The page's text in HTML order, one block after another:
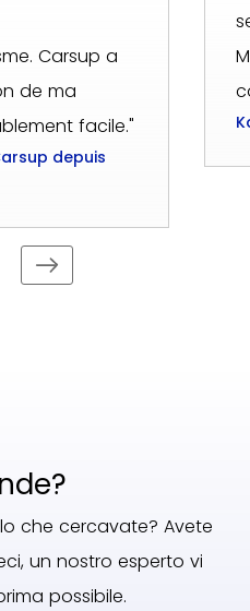
Carsup a
de ma
facile."
depuis
che cercavate? Avete
un nostro esperto vi
possibile.